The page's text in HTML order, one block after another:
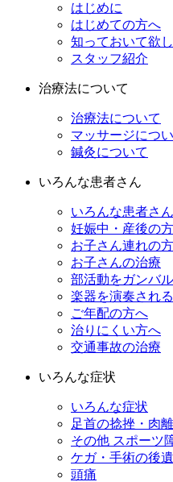
はじめに
はじめての方へ
知っておいて欲
スタッフ紹介
治療法について
治療法について
マッサージにつ
鍼灸について
いろんな患者さん
いろんな患者さん
妊娠中・産後の
お子さん連れの
お子さんの治療
部活動をガンバ
楽器を演奏され
ご年配の方へ
治りにくい方へ
交通事故の治療
いろんな症状
いろんな症状
足首の捻挫・肉
その他 スポーツ
ケガ・手術の後
頭痛